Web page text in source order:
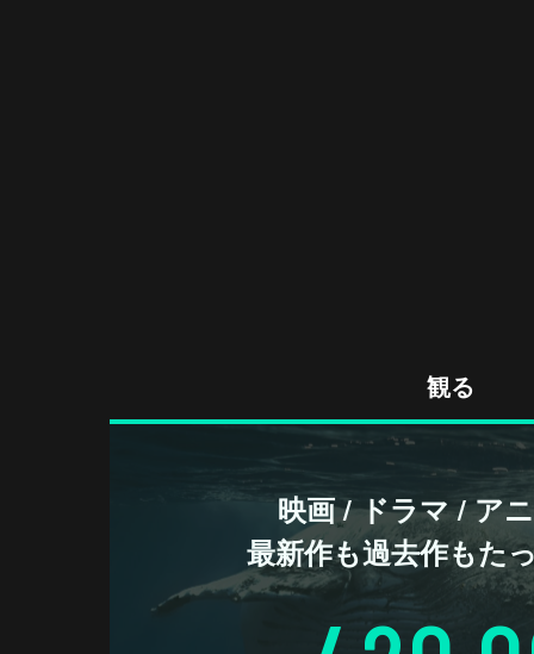
観る
映画 / ドラマ / ア
最新作も過去作もた